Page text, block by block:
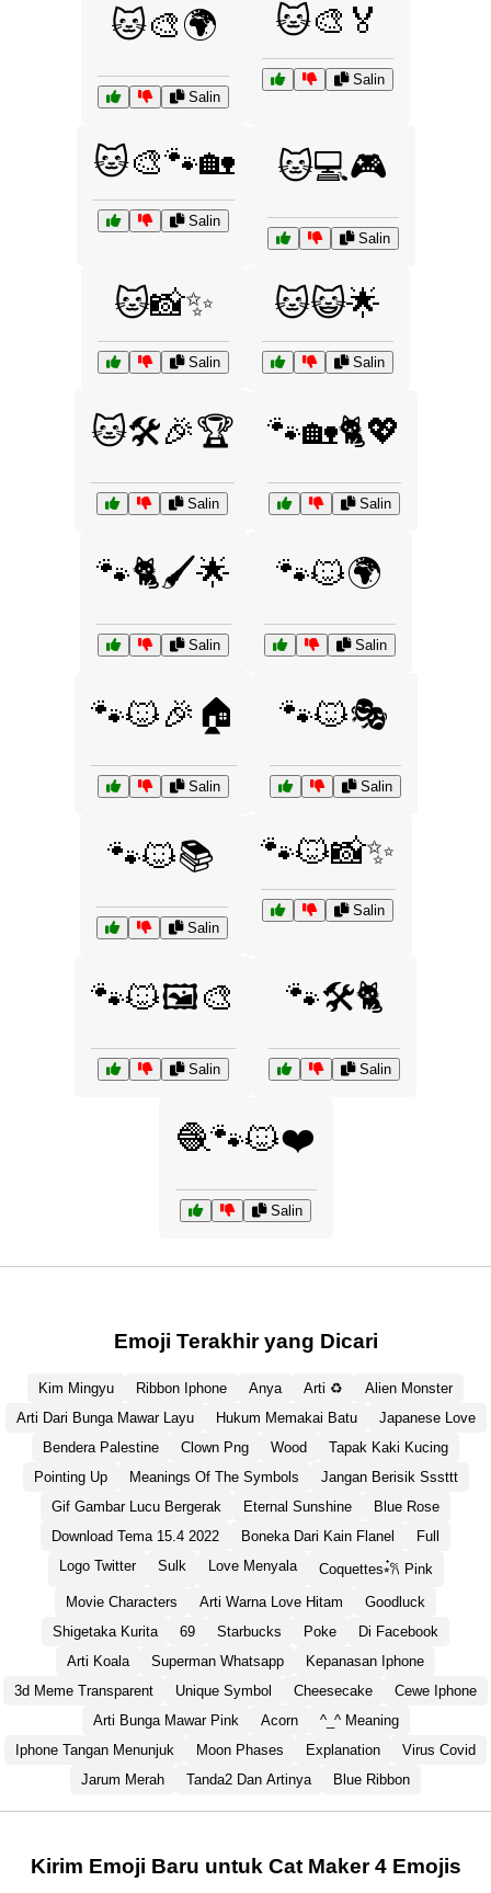
🐱🎨🌍
Salin
🐱🎨🏅
Salin
🐱🎨🐾🏡
Salin
🐱💻🎮
Salin
🐱📸✨
Salin
🐱😺🌟
Salin
🐱🛠️🎉🏆
Salin
🐾🏡🐈💖
Salin
🐾🐈🖌️🌟
Salin
🐾🐱🌍
Salin
🐾🐱🎉🏠
Salin
🐾🐱🎭
Salin
🐾🐱📚
Salin
🐾🐱📸✨
Salin
🐾🐱🖼️🎨
Salin
🐾🛠️🐈
Salin
🧶🐾🐱❤️
Salin
Emoji Terakhir yang Dicari
Kim Mingyu Ribbon Iphone Anya Arti ♻️
Alien Monster
Arti Dari Bunga Mawar Layu
Hukum Memakai Batu
Japanese Love
Bendera Palestine
Clown Png Wood
Tapak Kaki Kucing
Pointing Up
Meanings Of The Symbols
Jangan Berisik Sssttt
Gif Gambar Lucu Bergerak
Eternal Sunshine
Blue Rose
Download Tema 15.4 2022
Boneka Dari Kain Flanel
Full
Logo Twitter
Sulk Love Menyala
Coquettes⭒๋𐙚 Pink
Movie Characters
Arti Warna Love Hitam
Goodluck
Shigetaka Kurita
69 Starbucks Poke
Di Facebook
Arti Koala
Superman Whatsapp
Kepanasan Iphone
3d Meme Transparent
Unique Symbol Cheesecake
Cewe Iphone
Arti Bunga Mawar Pink
Acorn
^_^ Meaning
Iphone Tangan Menunjuk
Moon Phases Explanation
Virus Covid
Jarum Merah
Tanda2 Dan Artinya Blue Ribbon
Kirim Emoji Baru untuk Cat Maker 4 Emojis